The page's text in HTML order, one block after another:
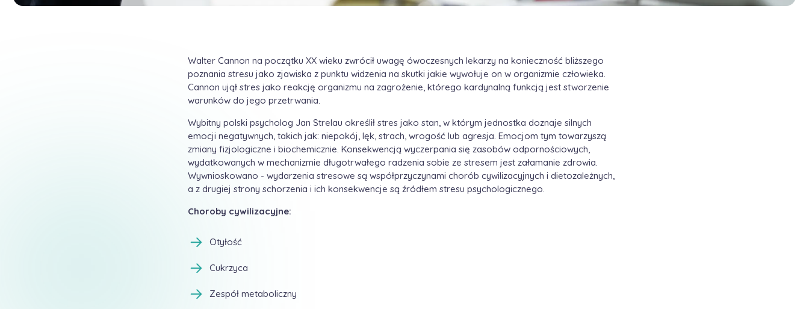
Walter Cannon na początku XX wieku zwrócił uwagę ówoczesnych lekarzy na konieczność bliższego
poznania stresu jako zjawiska z punktu widzenia na skutki jakie wywołuje on w organizmie człowieka.
Cannon ujął stres jako reakcję organizmu na zagrożenie, którego kardynalną funkcją jest stworzenie
warunków do jego przetrwania.
Wybitny polski psycholog Jan Strelau określił stres jako stan, w którym jednostka doznaje silnych
emocji negatywnych, takich jak: niepokój, lęk, strach, wrogość lub agresja. Emocjom tym towarzyszą
zmiany fizjologiczne i biochemicznie. Konsekwencją wyczerpania się zasobów odpornościowych,
wydatkowanych w mechanizmie długotrwałego radzenia sobie ze stresem jest załamanie zdrowia.
Wywnioskowano - wydarzenia stresowe są współprzyczynami chorób cywilizacyjnych i dietozależnych,
a z drugiej strony schorzenia i ich konsekwencje są źródłem stresu psychologicznego.
Choroby cywilizacyjne:
Otyłość
Cukrzyca
Zespół metaboliczny